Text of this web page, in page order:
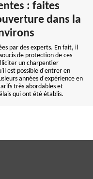
: faites
dans la
par des experts. En fait, il
de protection de ces
un charpentier
est possible d'entrer en
années d'expérience en
très abordables et
qui ont été établis.